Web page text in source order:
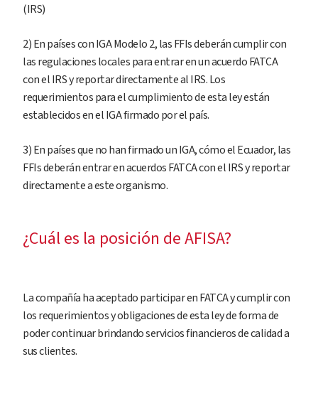
(IRS)
2) En países con IGA Modelo 2, las FFIs deberán cumplir con
las regulaciones locales para entrar en un acuerdo FATCA
con el IRS y reportar directamente al IRS. Los
requerimientos para el cumplimiento de esta ley están
establecidos en el IGA firmado por el país.
3) En países que no han firmado un IGA, cómo el Ecuador, las
FFIs deberán entrar en acuerdos FATCA con el IRS y reportar
directamente a este organismo.
¿Cuál es la posición de AFISA?
La compañía ha aceptado participar en FATCA y cumplir con
los requerimientos y obligaciones de esta ley de forma de
poder continuar brindando servicios financieros de calidad a
sus clientes.